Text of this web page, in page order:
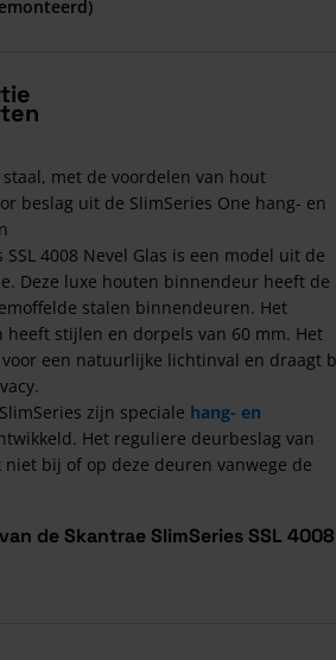
met de voordelen van hout
beslag uit de SlimSeries One hang- en
SSL 4008 Nevel Glas is een model uit de
Deze luxe houten binnendeur heeft de
stalen binnendeuren. Het
stijlen en dorpels van 60 mm. Het
een natuurlijke lichtinval en draagt
zijn speciale hang- en
Het reguliere deurbeslag van
bij of op deze deuren vanwege de
de Skantrae SlimSeries SSL 4008